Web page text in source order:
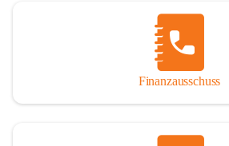
Finanzausschuss